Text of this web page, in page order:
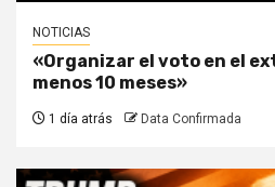
NOTICIAS
«Organizar el voto en el
menos 10 meses»
1 día atrás Data Confirmada